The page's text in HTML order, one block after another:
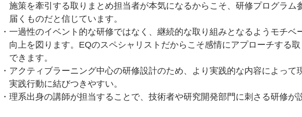
施策を牽引する取りまとめ担当者が本気になるからこそ、研修プログラム
届くものだと信じています。
・一過性のイベント的な研修ではなく、継続的な取り組みとなるようモチベ
向上を図ります。EQのスペシャリストだからこそ感情にアプローチする
できます。
・アクティブラーニング中心の研修設計のため、より実践的な内容によって
実践行動に結びつきやすい。
・理系出身の講師が担当することで、技術者や研究開発部門に刺さる研修が